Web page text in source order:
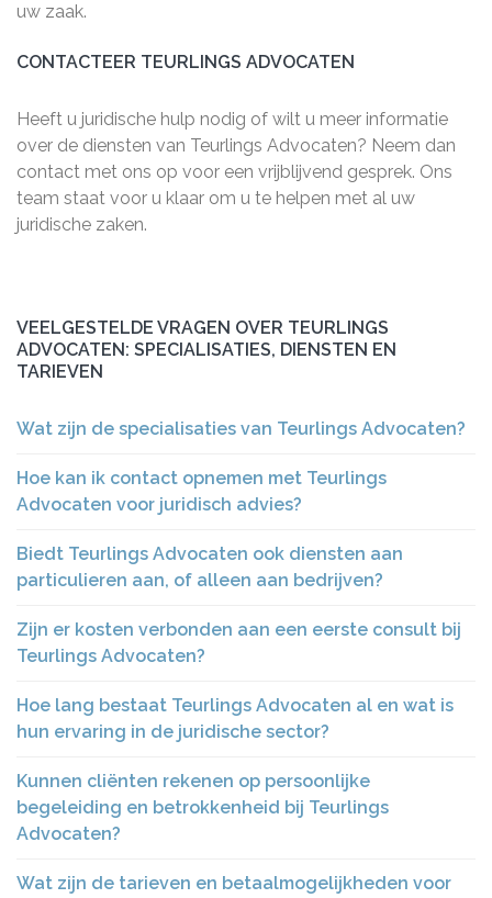
uw zaak.
CONTACTEER TEURLINGS ADVOCATEN
Heeft u juridische hulp nodig of wilt u meer informatie
over de diensten van Teurlings Advocaten? Neem dan
contact met ons op voor een vrijblijvend gesprek. Ons
team staat voor u klaar om u te helpen met al uw
juridische zaken.
VEELGESTELDE VRAGEN OVER TEURLINGS
ADVOCATEN: SPECIALISATIES, DIENSTEN EN
TARIEVEN
Wat zijn de specialisaties van Teurlings Advocaten?
Hoe kan ik contact opnemen met Teurlings
Advocaten voor juridisch advies?
Biedt Teurlings Advocaten ook diensten aan
particulieren aan, of alleen aan bedrijven?
Zijn er kosten verbonden aan een eerste consult bij
Teurlings Advocaten?
Hoe lang bestaat Teurlings Advocaten al en wat is
hun ervaring in de juridische sector?
Kunnen cliënten rekenen op persoonlijke
begeleiding en betrokkenheid bij Teurlings
Advocaten?
Wat zijn de tarieven en betaalmogelijkheden voor